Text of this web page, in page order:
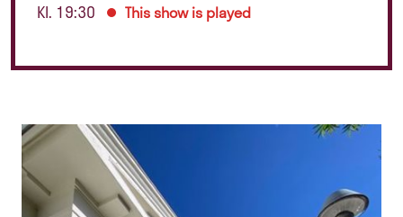
Kl. 19:30 This show is played